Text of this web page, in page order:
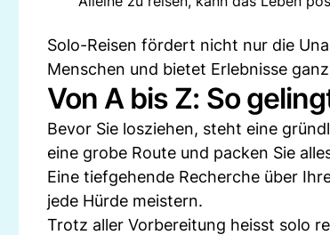
Solo-Reisen fördert nicht nur die
Menschen und bietet Erlebnisse
Von A bis Z: So
Bevor Sie losziehen, steht eine
eine grobe Route und packen Sie
Eine tiefgehende Recherche über
jede Hürde meistern.
Trotz aller Vorbereitung heisst solo